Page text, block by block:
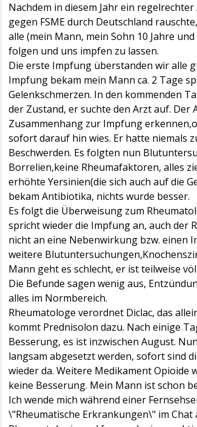
Nachdem in diesem Jahr ein
gegen FSME durch Deutschland
alle (mein Mann, mein Sohn 10 Jahre
folgen und uns impfen zu lassen.
Die erste Impfung überstanden wir alle
Impfung bekam mein Mann ca. 2 Tage
Gelenkschmerzen. In den kommenden
der Zustand, er suchte den Arzt auf. Der
Zusammenhang zur Impfung
sofort darauf hin wies. Er hatte niemals
Beschwerden. Es folgten nun
Borrelien,keine Rheumafaktoren, alles
erhöhte Yersinien(die sich auch auf die
bekam Antibiotika, nichts wurde besser.
Es folgt die Überweisung zum
spricht wieder die Impfung an, auch der
nicht an eine Nebenwirkung bzw. einen
weitere
Mann geht es schlecht, er ist teilweise
Die Befunde sagen wenig aus,
alles im Normbereich.
Rheumatologe verordnet Diclac, das
kommt Prednisolon dazu. Nach einige
Besserung, es ist inzwischen August.
langsam abgesetzt werden, sofort sind
wieder da. Weitere Medikament Opioide
keine Besserung. Mein Mann ist schon
Ich wende mich während einer
\"Rheumatische Erkrankungen\" im Chat